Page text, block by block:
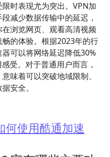
时表现尤为突出。VPN加
减少数据传输中的延迟，
浏览网页、观看高清视频
的体验。根据2023年的行
可以将网络延迟降低30%
受。对于普通用户而言，
味着可以突破地域限制、
安全。
使用酷通加速